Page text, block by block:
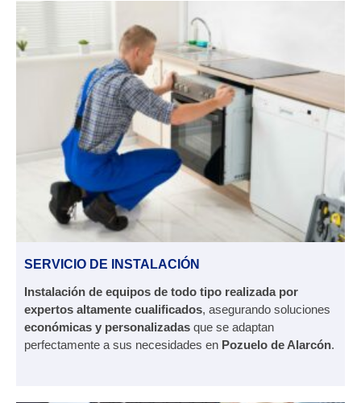
SERVICIO DE INSTALACIÓN
Instalación de equipos de todo tipo realizada por
expertos altamente cualificados, asegurando soluciones
económicas y personalizadas que se adaptan
perfectamente a sus necesidades en Pozuelo de Alarcón.